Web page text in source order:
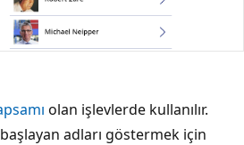
olan işlevlerde kullanılır.
adları göstermek için